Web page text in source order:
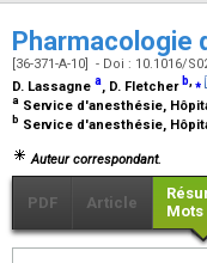
Pharmacologie
[36-371-A-10] - Doi : 10.1016/
D. Lassagne a, D. Fletcher b,⁎
a Service d'anesthésie,
b Service d'anesthésie,
Auteur correspondant.
PDF Article